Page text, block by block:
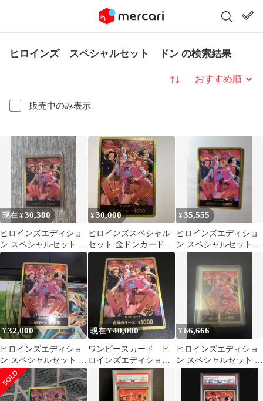
ヒロインズ スペシャルセット ドン の検索結果
販売中のみ表示
並び替え
現在 ¥30,300
ヒロインズエディショ
ン スペシャルセット 金
ドン 1枚
¥30,000
ヒロインズスペシャル
セット 金ドンカード ヒ
ロインズエディション
ハンコック
¥35,555
ヒロインズエディショ
ン スペシャルセット 金
¥32,000
ヒロインズエディショ
ン スペシャルセット 金
ドン 1枚
現在 ¥40,000
ワンピースカード ヒ
ロインズエディション
スペシャルセット金ド
¥66,666
ヒロインズエディショ
ン スペシャルセット 金
ドン 集合 1枚